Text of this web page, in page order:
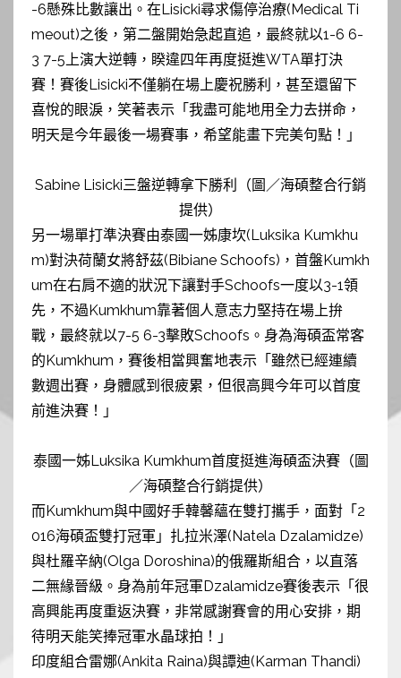
-6懸殊比數讓出。在Lisicki尋求傷停治療(Medical Ti
meout)之後，第二盤開始急起直追，最終就以1-6 6-
3 7-5上演大逆轉，睽違四年再度挺進WTA單打決
賽！賽後Lisicki不僅躺在場上慶祝勝利，甚至還留下
喜悅的眼淚，笑著表示「我盡可能地用全力去拼命，
明天是今年最後一場賽事，希望能畫下完美句點！」
Sabine Lisicki三盤逆轉拿下勝利（圖／海碩整合行銷
提供）
另一場單打準決賽由泰國一姊康坎(Luksika Kumkhu
m)對決荷蘭女將舒茲(Bibiane Schoofs)，首盤Kumkh
um在右肩不適的狀況下讓對手Schoofs一度以3-1領
先，不過Kumkhum靠著個人意志力堅持在場上拚
戰，最終就以7-5 6-3擊敗Schoofs。身為海碩盃常客
的Kumkhum，賽後相當興奮地表示「雖然已經連續
數週出賽，身體感到很疲累，但很高興今年可以首度
前進決賽！」
泰國一姊Luksika Kumkhum首度挺進海碩盃決賽（圖
／海碩整合行銷提供）
而Kumkhum與中國好手韓馨蘊在雙打攜手，面對「2
016海碩盃雙打冠軍」扎拉米澤(Natela Dzalamidze)
與杜羅辛納(Olga Doroshina)的俄羅斯組合，以直落
二無緣晉級。身為前年冠軍Dzalamidze賽後表示「很
高興能再度重返決賽，非常感謝賽會的用心安排，期
待明天能笑捧冠軍水晶球拍！」
印度組合雷娜(Ankita Raina)與譚迪(Karman Thandi)